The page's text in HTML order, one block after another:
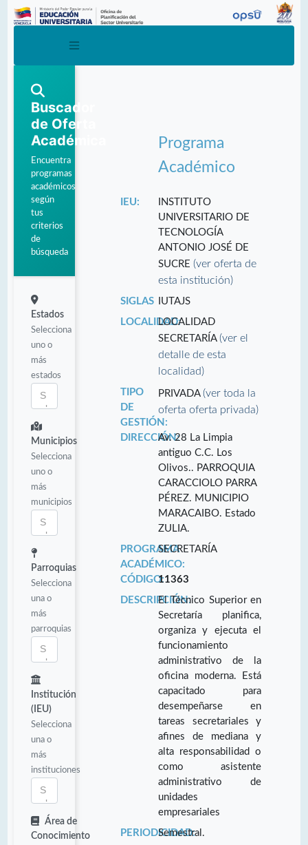
Buscador
de Oferta
Académica
Encuentra
programas
académicos
según
tus
criterios
de
búsqueda
Estados
Selecciona
uno o
más
estados
Municipios
Selecciona
uno o
más
municipios
Parroquias
Selecciona
una o
más
parroquias
Institución
(IEU)
Selecciona
una o
más
instituciones
Área de
Conocimiento
Programa
Académico
IEU:
INSTITUTO
UNIVERSITARIO DE
TECNOLOGÍA
ANTONIO JOSÉ DE
SUCRE(ver oferta de
esta institución)
SIGLAS
IUTAJS
LOCALIDAD:LOCALIDAD
SECRETARÍA(ver el
detalle de esta
localidad)
TIPO
DE
GESTIÓN:
PRIVADA(ver toda la
oferta oferta privada)
DIRECCIÓN:Av. 28 La Limpia
antiguo C.C. Los
Olivos.. PARROQUIA
CARACCIOLO PARRA
PÉREZ. MUNICIPIO
MARACAIBO. Estado
ZULIA.
PROGRAMA
ACADÉMICO:
SECRETARÍA
CÓDIGO:11363
DESCRIPCIÓN:El Técnico Superior en
Secretaría planifica,
organiza y ejecuta el
funcionamiento
administrativo de la
oficina moderna. Está
capacitado para
desempeñarse en
tareas secretariales y
afines de mediana y
alta responsabilidad o
como asistente
administrativo de
unidades
empresariales
PERIODICIDAD:
Semestral.